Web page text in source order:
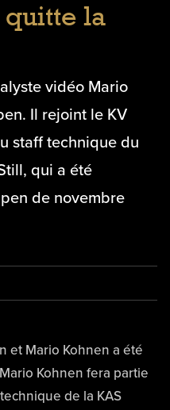
quitte la
vidéo Mario
Il rejoint le KV
staff technique du
qui a été
de novembre
et Mario Kohnen a été
Kohnen fera partie
de la KAS